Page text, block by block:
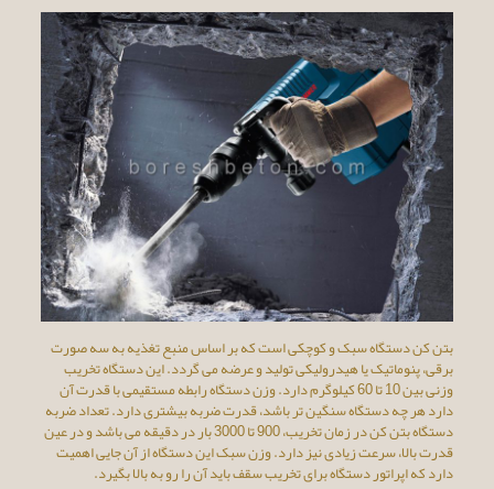
بتن کن دستگاه سبک و کوچکی است که بر اساس منبع تغذیه به سه صورت
برقی، پنوماتیک یا هیدرولیکی تولید و عرضه می گردد. این دستگاه تخریب
وزنی بین 10 تا 60 کیلوگرم دارد. وزن دستگاه رابطه مستقیمی با قدرت آن
دارد هر چه دستگاه سنگین تر باشد، قدرت ضربه بیشتری دارد. تعداد ضربه
دستگاه بتن کن در زمان تخریب، 900 تا 3000 بار در دقیقه می باشد و در عین
قدرت بالا، سرعت زیادی نیز دارد. وزن سبک این دستگاه از آن جایی اهمیت
دارد که اپراتور دستگاه برای تخریب سقف باید آن را رو به بالا بگیرد.